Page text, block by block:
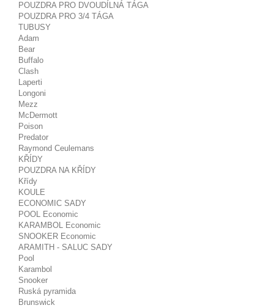
POUZDRA PRO DVOUDÍLNÁ TÁGA
POUZDRA PRO 3/4 TÁGA
TUBUSY
Adam
Bear
Buffalo
Clash
Laperti
Longoni
Mezz
McDermott
Poison
Predator
Raymond Ceulemans
KŘÍDY
POUZDRA NA KŘÍDY
Křídy
KOULE
ECONOMIC SADY
POOL Economic
KARAMBOL Economic
SNOOKER Economic
ARAMITH - SALUC SADY
Pool
Karambol
Snooker
Ruská pyramida
Brunswick